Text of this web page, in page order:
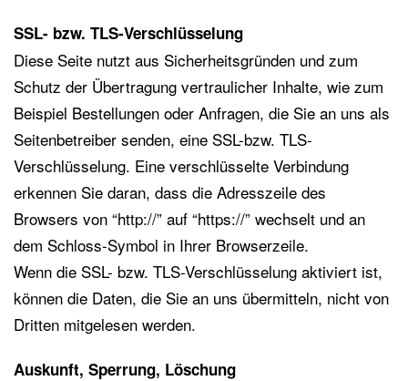
SSL- bzw. TLS-Verschlüsselung
Diese Seite nutzt aus Sicherheitsgründen und zum
Schutz der Übertragung vertraulicher Inhalte, wie zum
Beispiel Bestellungen oder Anfragen, die Sie an uns als
Seitenbetreiber senden, eine SSL-bzw. TLS-
Verschlüsselung. Eine verschlüsselte Verbindung
erkennen Sie daran, dass die Adresszeile des
Browsers von “http://” auf “https://” wechselt und an
dem Schloss-Symbol in Ihrer Browserzeile.
Wenn die SSL- bzw. TLS-Verschlüsselung aktiviert ist,
können die Daten, die Sie an uns übermitteln, nicht von
Dritten mitgelesen werden.
Auskunft, Sperrung, Löschung